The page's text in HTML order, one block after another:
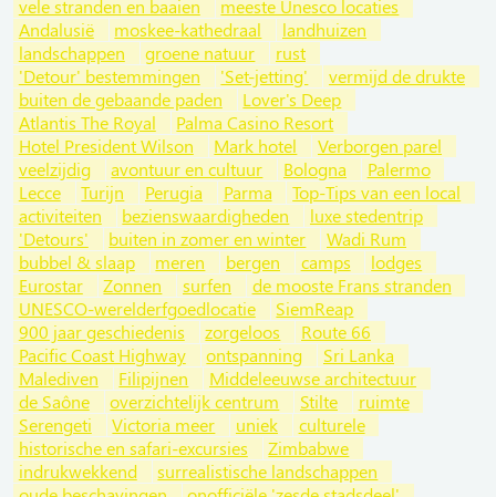
vele stranden en baaien
meeste Unesco locaties
Andalusië
moskee-kathedraal
landhuizen
landschappen
groene natuur
rust
'Detour' bestemmingen
'Set-jetting'
vermijd de drukte
buiten de gebaande paden
Lover's Deep
Atlantis The Royal
Palma Casino Resort
Hotel President Wilson
Mark hotel
Verborgen parel
veelzijdig
avontuur en cultuur Bologna
Palermo
Lecce
Turijn Perugia Parma
Top-Tips van een local
activiteiten
bezienswaardigheden
luxe stedentrip
'Detours'
buiten in zomer en winter
Wadi Rum
bubbel & slaap
meren bergen camps
lodges
Eurostar
Zonnen surfen
de mooste Frans stranden
UNESCO-werelderfgoedlocatie
SiemReap
900 jaar geschiedenis
zorgeloos
Route 66
Pacific Coast Highway
ontspanning
Sri Lanka
Malediven
Filipijnen
Middeleeuwse architectuur
de Saône
overzichtelijk centrum Stilte
ruimte
Serengeti
Victoria meer uniek
culturele
historische en safari-excursies
Zimbabwe
indrukwekkend
surrealistische landschappen